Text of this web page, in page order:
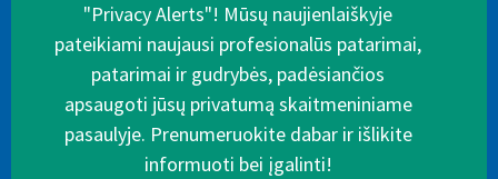
"Privacy Alerts"! Mūsų naujienlaiškyje
pateikiami naujausi profesionalūs patarimai,
patarimai ir gudrybės, padėsiančios
apsaugoti jūsų privatumą skaitmeniniame
pasaulyje. Prenumeruokite dabar ir išlikite
informuoti bei įgalinti!